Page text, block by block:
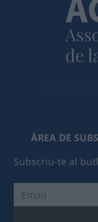
ÀREA DE
Subscriu-te al